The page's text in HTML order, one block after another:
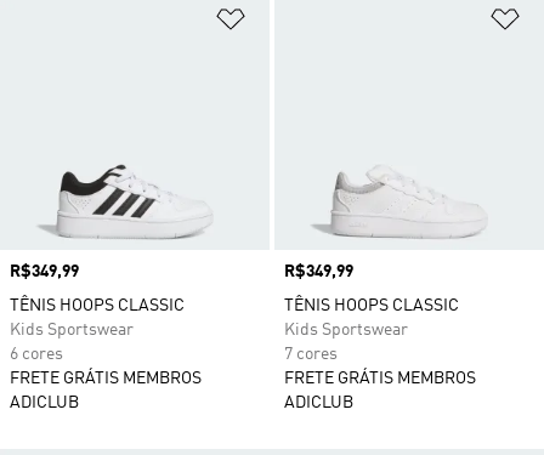
Preço
R$349,99
TÊNIS HOOPS CLASSIC
Kids Sportswear
6 cores
FRETE GRÁTIS MEMBROS
ADICLUB
Preço
R$349,99
TÊNIS HOOPS CLASSIC
Kids Sportswear
7 cores
FRETE GRÁTIS MEMBROS
ADICLUB